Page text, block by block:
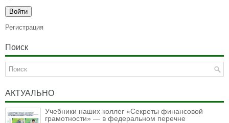
Регистрация
Поиск
АКТУАЛЬНО
Учебники наших коллег «Секреты финансовой
грамотности» — в федеральном перечне